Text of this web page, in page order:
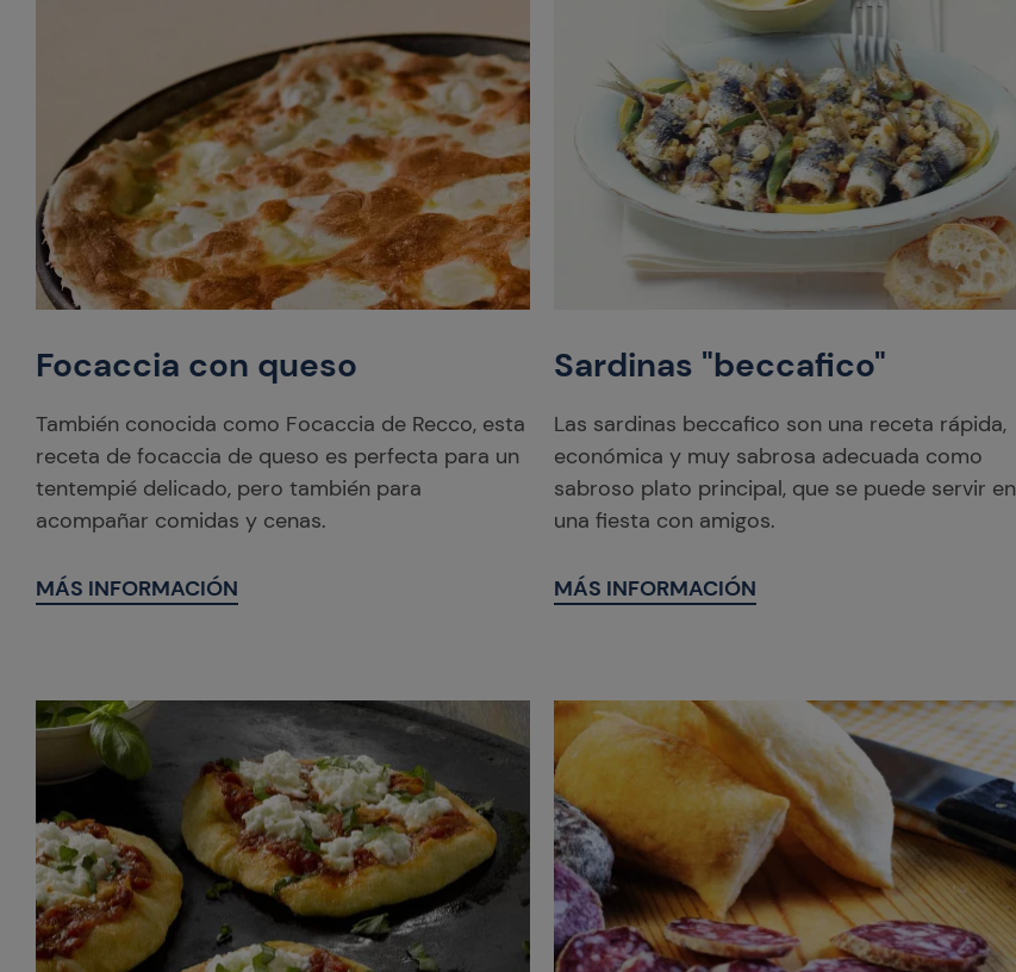
Focaccia con queso
También conocida como Focaccia de Recco, esta
receta de focaccia de queso es perfecta para un
tentempié delicado, pero también para
acompañar comidas y cenas.
MÁS INFORMACIÓN
Sardinas "beccafico"
Las sardinas beccafico son una receta rápida,
económica y muy sabrosa adecuada como
sabroso plato principal, que se puede servir en
una fiesta con amigos.
MÁS INFORMACIÓN